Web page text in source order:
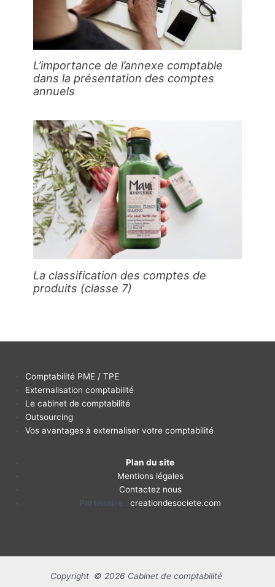
L’importance de l’annexe comptable
dans la présentation des comptes
annuels
La classification des comptes de
produits (classe 7)
Comptabilité PME / TPE
Externalisation comptabilité
Le cabinet de comptabilité
Outsourcing
Vos avantages à externaliser votre comptabilité
Plan du site
Mentions légales
Contactez nous
:creationdesociete.com
Copyright © 2026 Cabinet de comptabilité